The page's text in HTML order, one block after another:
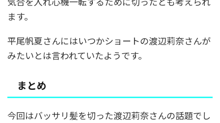
ます。
平尾帆夏さんにはいつかショートの渡辺莉奈さんが
みたいとは言われていたようです。
まとめ
今回はバッサリ髪を切った渡辺莉奈さんの話題でし